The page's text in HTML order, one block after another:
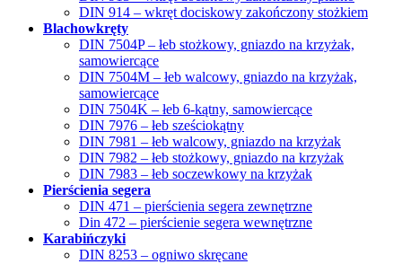
DIN 914 – wkręt dociskowy zakończony stożkiem
Blachowkręty
DIN 7504P – łeb stożkowy, gniazdo na krzyżak,
samowiercące
DIN 7504M – łeb walcowy, gniazdo na krzyżak,
samowiercące
DIN 7504K – łeb 6-kątny, samowiercące
DIN 7976 – łeb sześciokątny
DIN 7981 – łeb walcowy, gniazdo na krzyżak
DIN 7982 – łeb stożkowy, gniazdo na krzyżak
DIN 7983 – łeb soczewkowy na krzyżak
Pierścienia segera
DIN 471 – pierścienia segera zewnętrzne
Din 472 – pierścienie segera wewnętrzne
Karabińczyki
DIN 8253 – ogniwo skręcane